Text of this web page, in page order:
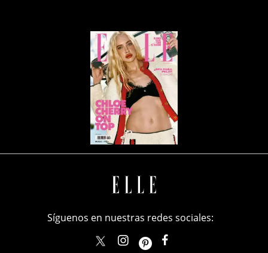
Síguenos en nuestras redes sociales:
elle_mexicoellemexico